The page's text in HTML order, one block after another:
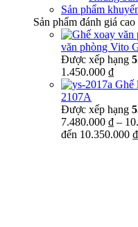
Sản phẩm
Sản phẩm đánh giá cao
văn phòng Vito
Được xếp hạng
1.450.000 ₫
Ghế
2107A
Được xếp hạng
7.480.000 ₫ –
đến 10.350.000 ₫